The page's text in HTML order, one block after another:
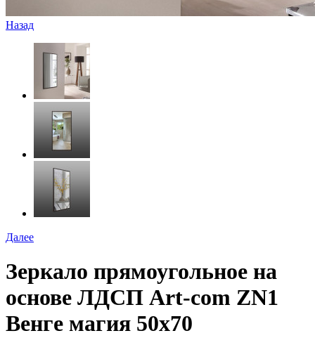
Назад
Далее
Зеркало прямоугольное на
основе ЛДСП Art-com ZN1
Венге магия 50х70